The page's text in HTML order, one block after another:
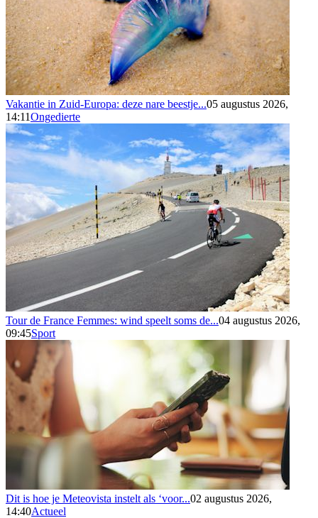
Vakantie in Zuid-Europa: deze nare beestje...05 augustus 2026,
14:11Ongedierte
Tour de France Femmes: wind speelt soms de...04 augustus 2026,
09:45Sport
Dit is hoe je Meteovista instelt als ‘voor...02 augustus 2026,
14:40Actueel